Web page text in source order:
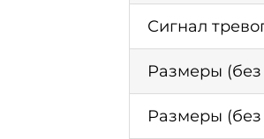
Сигнал
Размеры
Размеры